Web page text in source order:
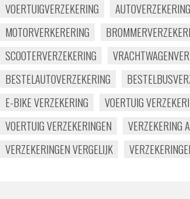
VOERTUIGVERZEKERING
AUTOVERZEKERING
MOTORVERKERERING
SCOOTERVERZEKERING
BESTELAUTOVERZEKERING
E-BIKE VERZEKERING
VOERTUIG
VOERTUIG VERZEKERINGEN
VERZEKERING
VERZEKERINGEN VERGELIJK